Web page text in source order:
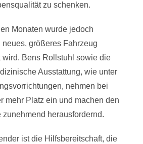
zu schenken.
Monaten wurde jedoch
größeres Fahrzeug
wird. Bens Rollstuhl sowie die
Ausstattung, wie unter
nehmen bei
mehr Platz ein und machen den
herausfordernd.
ist die Hilfsbereitschaft, die